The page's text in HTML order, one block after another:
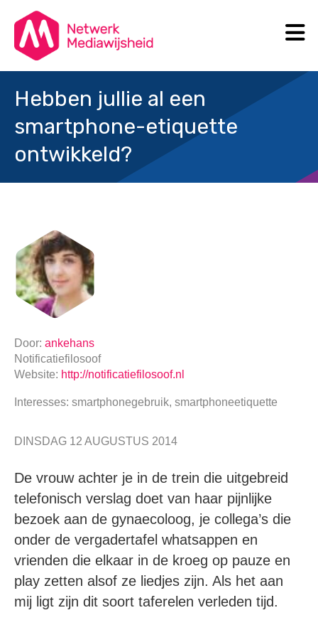
Hebben jullie al een
smartphone-etiquette
ontwikkeld?
Door: ankehans
Notificatiefilosoof
Website: http://notificatiefilosoof.nl
Interesses: smartphonegebruik, smartphoneetiquette
DINSDAG 12 AUGUSTUS 2014
De vrouw achter je in de trein die uitgebreid
telefonisch verslag doet van haar pijnlijke
bezoek aan de gynaecoloog, je collega’s die
onder de vergadertafel whatsappen en
vrienden die elkaar in de kroeg op pauze en
play zetten alsof ze liedjes zijn. Als het aan
mij ligt zijn dit soort taferelen verleden tijd.